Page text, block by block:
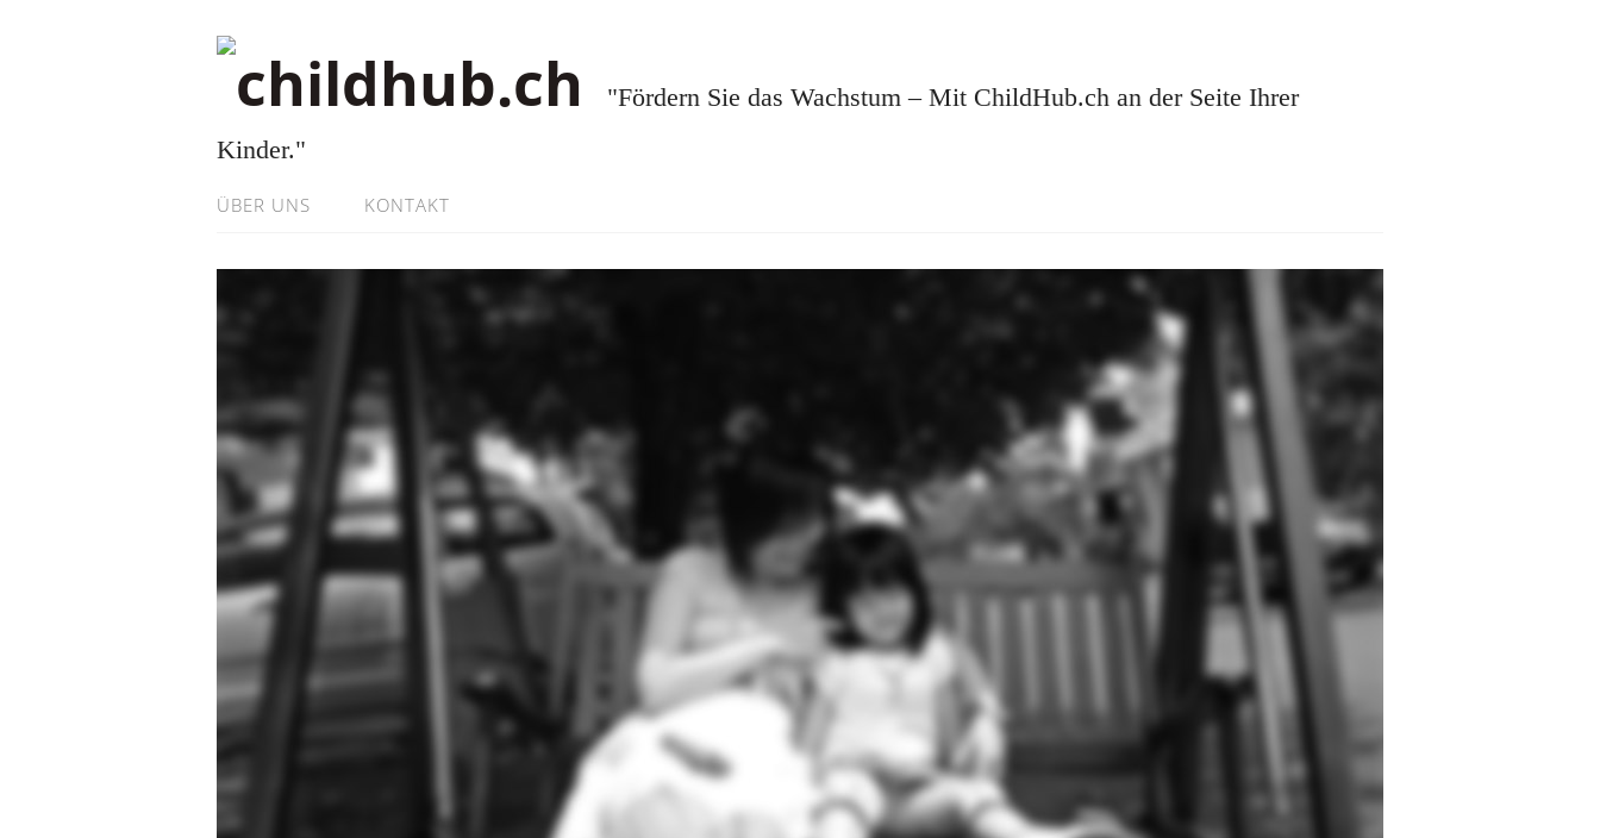
"Fördern Sie das Wachstum – Mit ChildHub.ch an der Seite Ihrer
Kinder."
ÜBER UNS KONTAKT